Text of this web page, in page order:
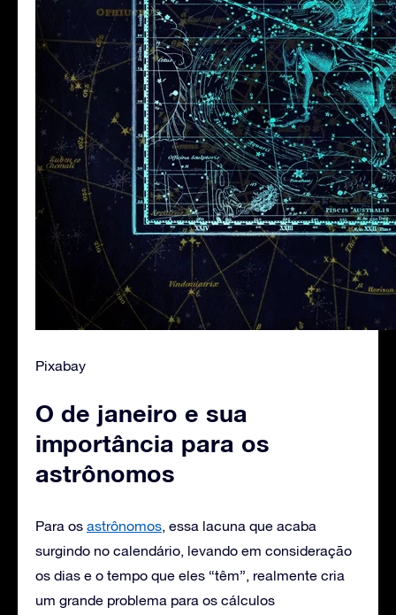
Pixabay
O de janeiro e sua
importância para os
astrônomos
Para os astrônomos, essa lacuna que acaba
surgindo no calendário, levando em consideração
os dias e o tempo que eles “têm”, realmente cria
um grande problema para os cálculos